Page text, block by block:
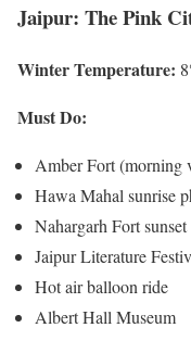
Jaipur: The Pink
Winter Temperature:
Must Do:
Amber Fort (morning
Hawa Mahal sunrise
Nahargarh Fort sunset
Jaipur Literature
Hot air balloon ride
Albert Hall Museum